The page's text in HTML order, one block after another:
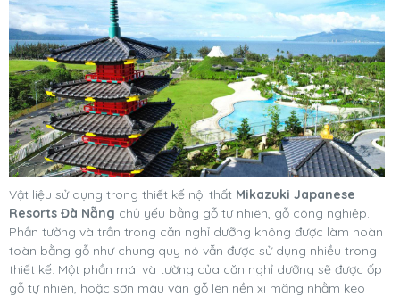
Vật liệu sử dụng trong thiết kế nội thất Mikazuki Japanese
Resorts Đà Nẵng chủ yếu bằng gỗ tự nhiên, gỗ công nghiệp.
Phần tường và trần trong căn nghỉ dưỡng không được làm hoàn
toàn bằng gỗ như chung quy nó vẫn được sử dụng nhiều trong
thiết kế. Một phần mái và tường của căn nghỉ dưỡng sẽ được ốp
gỗ tự nhiên, hoặc sơn màu vân gỗ lên nền xi măng nhằm kéo